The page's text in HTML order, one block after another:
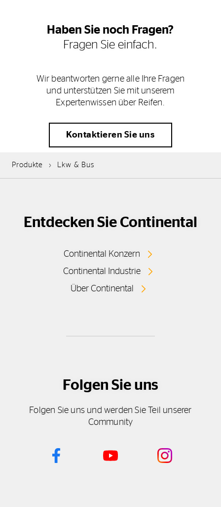
Haben Sie noch Fragen?
Fragen Sie einfach.
Wir beantworten gerne alle Ihre Fragen
und unterstützen Sie mit unserem
Expertenwissen über Reifen.
Kontaktieren Sie uns
Produkte Lkw & Bus
Entdecken Sie Continental
Continental Konzern
Continental Industrie
Über Continental
Folgen Sie uns
Folgen Sie uns und werden Sie Teil unserer
Community